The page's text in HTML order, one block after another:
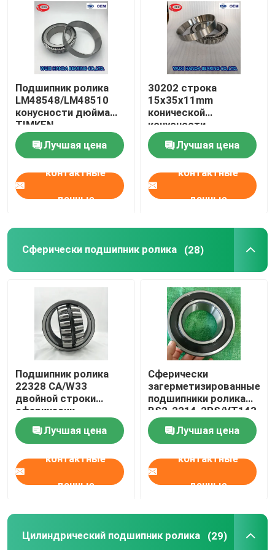
Путешествие фабрики
Проверка качества
Свяжитесь мы
Новости
Случаи
Сплющите подшипник ролика
Цилиндрический подшипник ролика
Глубокий шарикоподшипник паза
Угловой шарикоподшипник контакта
Опорный подшипник скольжения подушки
Подшипник ролика иглы
Шарикоподшипник SKF
Подшипник ролика
LM48548/LM48510
конусности дюйма
TIMKEN
LM48548/LM48511A
Лучшая цена
контактные
данные
30202 строка
15x35x11mm
конической
конусности
подшипника ролика
SKF одиночная для
компрессора воздуха
Лучшая цена
контактные
данные
Сферически подшипник ролика (28)
Подшипник ролика
22328 CA/W33
двойной строки
сферически
140x300x102mm для
дробилкиЛучшая цена
контактные
данные
Сферически
загерметизированные
подшипники ролика
BS2-2214-2RS/VT143
BS2-2215-2RS/VT143
Лучшая цена
контактные
данные
Цилиндрический подшипник ролика (29)